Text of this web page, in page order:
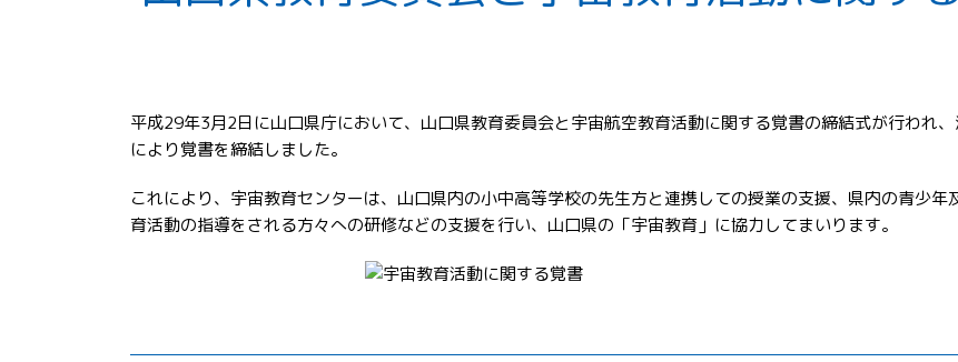
平成29年3月2日に山口県庁において、山口県教育委員会と宇宙航空教育活動に関する覚書の締結式が行わ
により覚書を締結しました。
これにより、宇宙教育センターは、山口県内の小中高等学校の先生方と連携しての授業の支援、県内の青少
育活動の指導をされる方々への研修などの支援を行い、山口県の「宇宙教育」に協力してまいります。